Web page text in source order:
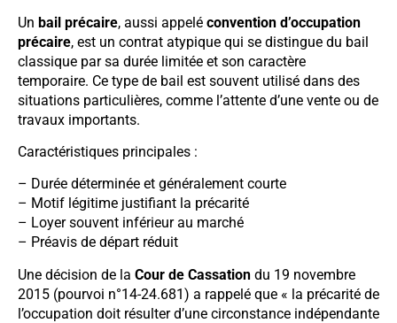
Un bail précaire, aussi appelé convention d’occupation
précaire, est un contrat atypique qui se distingue du bail
classique par sa durée limitée et son caractère
temporaire. Ce type de bail est souvent utilisé dans des
situations particulières, comme l’attente d’une vente ou de
travaux importants.
Caractéristiques principales :
– Durée déterminée et généralement courte
– Motif légitime justifiant la précarité
– Loyer souvent inférieur au marché
– Préavis de départ réduit
Une décision de la Cour de Cassation du 19 novembre
2015 (pourvoi n°14-24.681) a rappelé que « la précarité de
l’occupation doit résulter d’une circonstance indépendante